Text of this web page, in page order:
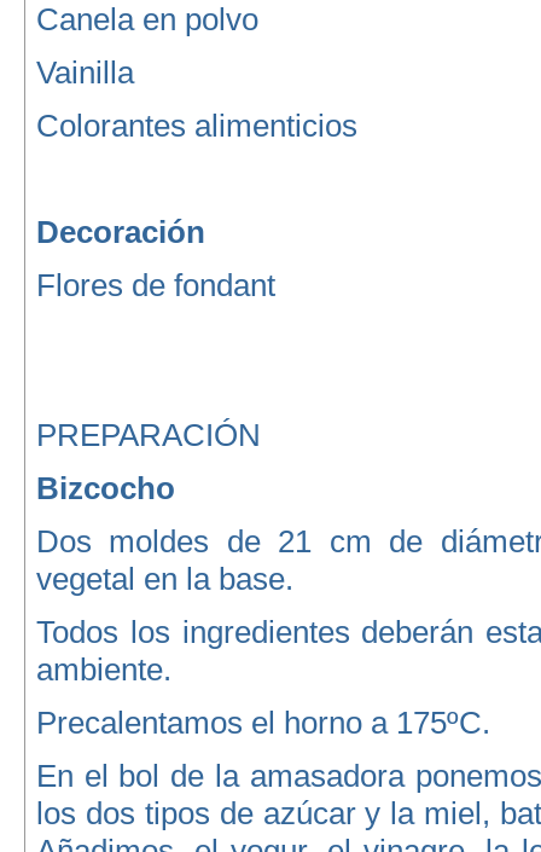
Canela en polvo
Vainilla
Colorantes alimenticios
Decoración
Flores de fondant
PREPARACIÓN
Bizcocho
Dos moldes de 21 cm de
vegetal en la base.
Todos los ingredientes deberán
ambiente.
Precalentamos el horno a 175ºC.
En el bol de la amasadora
los dos tipos de azúcar y la miel,